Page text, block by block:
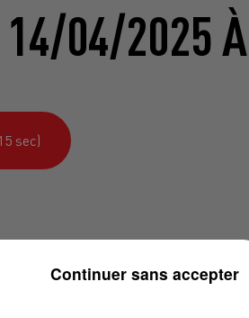
14/04/2025
sec)
Continuer sans accepter